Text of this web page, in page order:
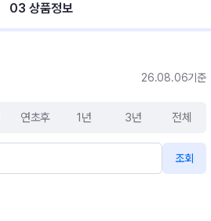
03 상품정보
26.08.06기준
연초후 1년 3년 전체
조회